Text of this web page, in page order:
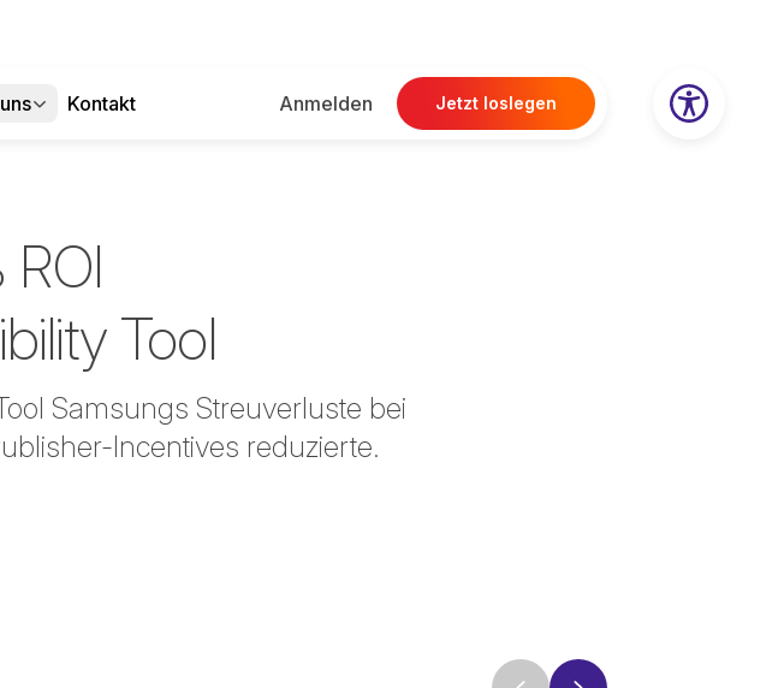
Kontakt Anmelden Jetzt loslegen
Tool
Samsungs Streuverluste bei
Incentives reduzierte.